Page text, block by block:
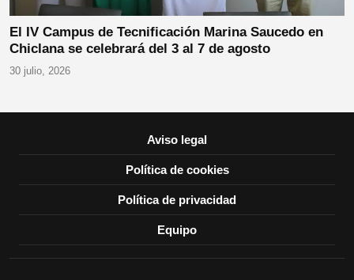
El IV Campus de Tecnificación Marina Saucedo en
Chiclana se celebrará del 3 al 7 de agosto
30 julio, 2026
Aviso legal
Política de cookies
Política de privacidad
Equipo